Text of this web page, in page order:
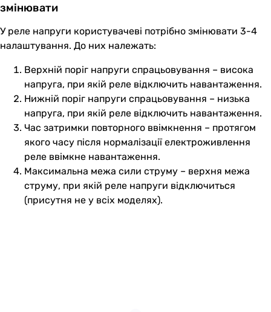
змінювати
У реле напруги користувачеві потрібно змінювати 3-4
налаштування. До них належать:
Верхній поріг напруги спрацьовування – висока
напруга, при якій реле відключить навантаження.
Нижній поріг напруги спрацьовування – низька
напруга, при якій реле відключить навантаження.
Час затримки повторного ввімкнення – протягом
якого часу після нормалізації електроживлення
реле ввімкне навантаження.
Максимальна межа сили струму – верхня межа
струму, при якій реле напруги відключиться
(присутня не у всіх моделях).